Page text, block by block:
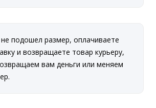
не подошел размер, оплачиваете
и возвращаете товар курьеру,
вам деньги или меняем